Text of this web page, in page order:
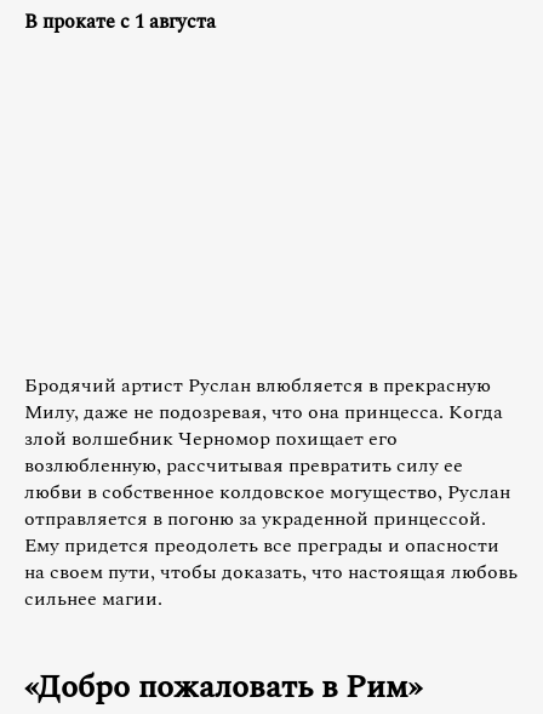
В прокате с 1 августа
Бродячий артист Руслан влюбляется в прекрасную
Милу, даже не подозревая, что она принцесса. Когда
злой волшебник Черномор похищает его
возлюбленную, рассчитывая превратить силу ее
любви в собственное колдовское могущество, Руслан
отправляется в погоню за украденной принцессой.
Ему придется преодолеть все преграды и опасности
на своем пути, чтобы доказать, что настоящая любовь
сильнее магии.
«Добро пожаловать в Рим»